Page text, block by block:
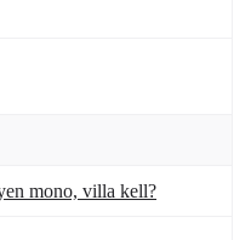
mono, villa kell?